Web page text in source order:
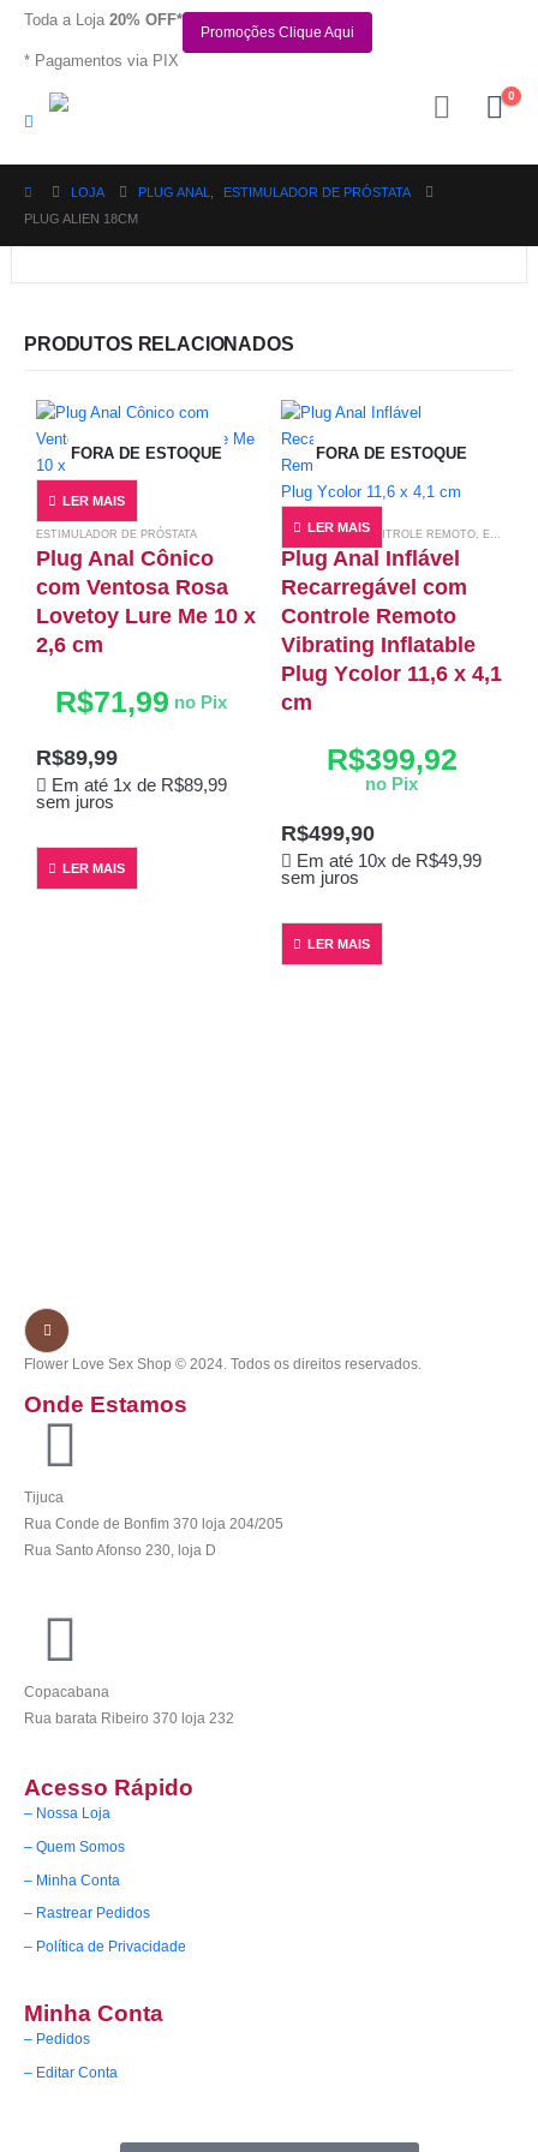
Toda a Loja 20% OFF*
Promoções Clique Aqui
* Pagamentos via PIX
0
LOJA PLUG ANAL
ESTIMULADOR DE PRÓSTATA
PLUG ALIEN 18CM
PRODUTOS RELACIONADOS
FORA DE ESTOQUE
LER MAIS
ESTIMULADOR DE PRÓSTATA
Plug Anal Cônico
com Ventosa Rosa
Lovetoy Lure Me 10 x
2,6 cm
R$89,99
Em até 1x de R$89,99
sem juros
R$71,99 no Pix
LER MAIS
FORA DE ESTOQUE
LER MAIS
APLICATIVO E CONTROLE REMOTO ESTIMULADOR DE PRÓSTATA
Plug Anal Inflável
Recarregável com
Controle Remoto
Vibrating Inflatable
Plug Ycolor 11,6 x 4,1
cm
R$499,90
Em até 10x de R$49,99
sem juros
R$399,92
no Pix
LER MAIS
Flower Love Sex Shop © 2024. Todos os direitos reservados.
Onde Estamos
Tijuca
Rua Conde de Bonfim 370 loja 204/205
Rua Santo Afonso 230, loja D
Copacabana
Rua barata Ribeiro 370 loja 232
Acesso Rápido
– Nossa Loja
– Quem Somos
– Minha Conta
– Rastrear Pedidos
– Política de Privacidade
Minha Conta
– Pedidos
– Editar Conta